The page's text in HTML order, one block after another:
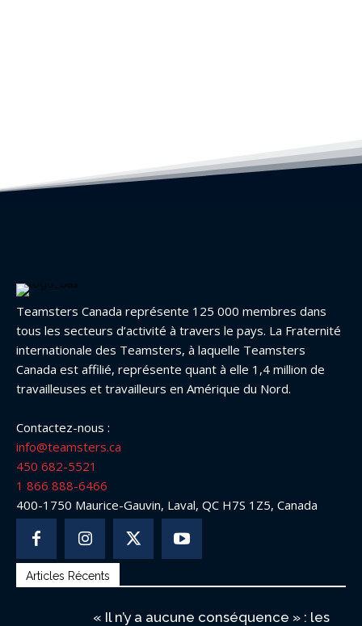
Teamsters Canada représente 125 000 membres dans
tous les secteurs d’activité à travers le pays. La Fraternité
internationale des Teamsters, à laquelle Teamsters
Canada est affilié, représente quant à elle 1,4 million de
travailleuses et travailleurs en Amérique du Nord.
Contactez-nous :
info@teamsters.ca
450 682-5521
1 866 888-6466
400-1750 Maurice-Gauvin, Laval, QC H7S 1Z5, Canada
Articles Récents
« Il n’y a aucune conséquence » : les